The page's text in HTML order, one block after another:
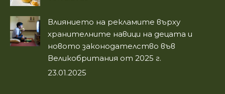
Влиянието на рекламите върху
хранителните навици на децата и
новото законодателство във
Великобритания от 2025 г.
23.01.2025